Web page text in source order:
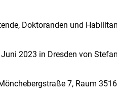
Doktoranden und
2023 in Dresden von
7, Raum